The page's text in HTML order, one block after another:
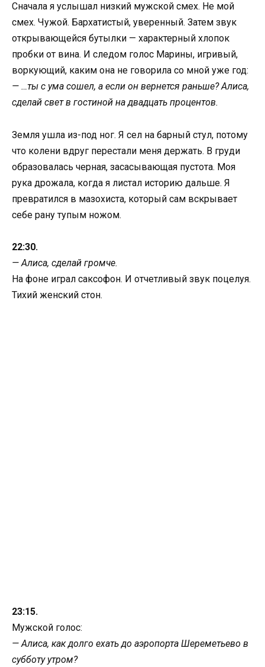
Сначала я услышал низкий мужской смех. Не мой
смех. Чужой. Бархатистый, уверенный. Затем звук
открывающейся бутылки — характерный хлопок
пробки от вина. И следом голос Марины, игривый,
воркующий, каким она не говорила со мной уже год:
— …ты с ума сошел, а если он вернется раньше? Алиса,
сделай свет в гостиной на двадцать процентов.
Земля ушла из-под ног. Я сел на барный стул, потому
что колени вдруг перестали меня держать. В груди
образовалась черная, засасывающая пустота. Моя
рука дрожала, когда я листал историю дальше. Я
превратился в мазохиста, который сам вскрывает
себе рану тупым ножом.
22:30.
— Алиса, сделай громче.
На фоне играл саксофон. И отчетливый звук поцелуя.
Тихий женский стон.
23:15.
Мужской голос:
— Алиса, как долго ехать до аэропорта Шереметьево в
субботу утром?